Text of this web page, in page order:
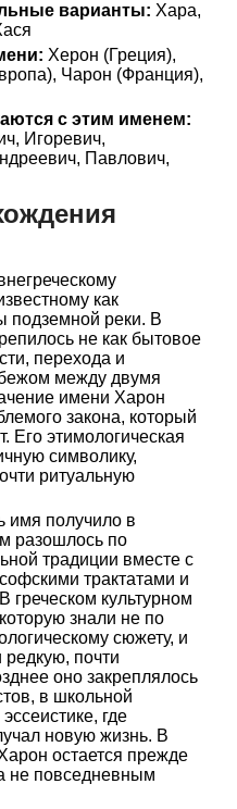
варианты: Хара,
Херон (Греция),
Чарон (Франция),
с этим именем:
Игоревич,
Павлович,
как
подземной реки. В
не как бытовое
перехода и
между двумя
имени Харон
закона, который
Его этимологическая
символику,
ритуальную
имя получило в
разошлось по
традиции вместе с
трактатами и
греческом культурном
знали не по
сюжету, и
почти
оно закреплялось
в школьной
где
новую жизнь. В
остается прежде
не повседневным